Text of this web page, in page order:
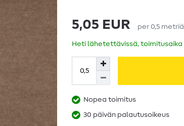
5,05 EUR per 0,5 metriä
Heti lähetettävissä, toimitusaika
Nopea toimitus
30 päivän palautusoikeus